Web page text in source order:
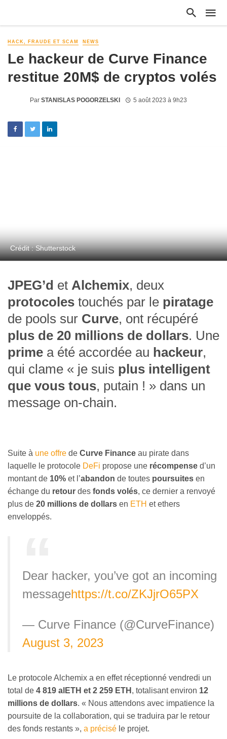
HACK, FRAUDE ET SCAM NEWS
Le hackeur de Curve Finance
restitue 20M$ de cryptos volés
Par STANISLAS POGORZELSKI 5 août 2023 à 9h23
Crédit : Shutterstock
JPEG’d et Alchemix, deux
protocoles touchés par le piratage
de pools sur Curve, ont récupéré
plus de 20 millions de dollars. Une
prime a été accordée au hackeur,
qui clame « je suis plus intelligent
que vous tous, putain ! » dans un
message on-chain.
Suite à une offre de Curve Finance au pirate dans
laquelle le protocole DeFi propose une récompense d’un
montant de 10% et l’abandon de toutes poursuites en
échange du retour des fonds volés, ce dernier a renvoyé
plus de 20 millions de dollars en ETH et ethers
enveloppés.
Dear hacker, you’ve got an incoming
messagehttps://t.co/ZKJjrO65PX
— Curve Finance (@CurveFinance)
August 3, 2023
Le protocole Alchemix a en effet réceptionné vendredi un
total de 4 819 alETH et 2 259 ETH , totalisant environ 12
millions de dollars. « Nous attendons avec impatience la
poursuite de la collaboration, qui se traduira par le retour
des fonds restants », a précisé le projet.